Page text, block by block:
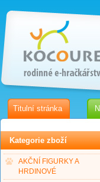
Titulní stránka
Kategorie zboží
AKČNÍ FIGURKY A
HRDINOVÉ